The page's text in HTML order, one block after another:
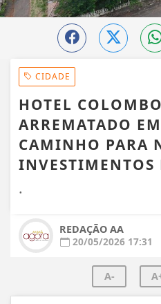
CIDADE
HOTEL
ARREMATADO
CAMINHO PARA
INVESTIMENTOS
.
REDAÇÃO AA
20/05/2026 17:31
A-